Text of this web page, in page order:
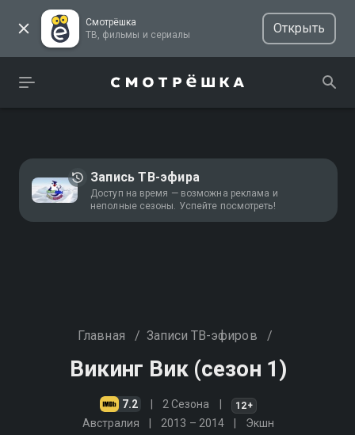
Смотрёшка
ТВ, фильмы и сериалы
Открыть
Запись ТВ-эфира
Доступ на время — возможна реклама и
неполные сезоны. Успейте посмотреть!
Главная / Записи ТВ-эфиров /
Викинг Вик (сезон 1)
7.2 2 Сезона 12+
Австралия 2013 – 2014 Экшн